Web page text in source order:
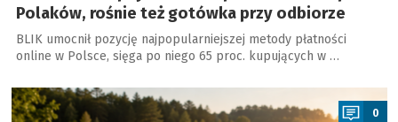
Polaków, rośnie też gotówka przy odbiorze
BLIK umocnił pozycję najpopularniejszej metody płatności
online w Polsce, sięga po niego 65 proc. kupujących w …
a
0